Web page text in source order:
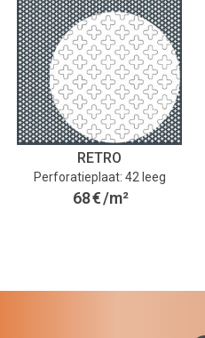
RETRO
Perforatieplaat: 42 leeg
68€/m²